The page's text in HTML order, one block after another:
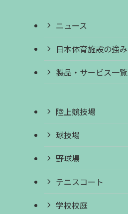
ニュース
日本体育施設の強み
製品・サービス一覧
陸上競技場
球技場
野球場
テニスコート
学校校庭